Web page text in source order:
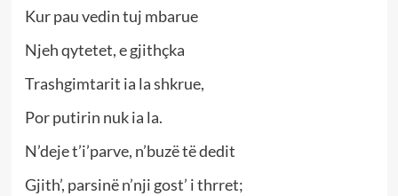
Kur pau vedin tuj mbarue
Njeh qytetet, e gjithçka
Trashgimtarit ia la shkrue,
Por putirin nuk ia la.
N’deje t’i’parve, n’buzë të dedit
Gjith’, parsinë n’nji gost’ i thrret;